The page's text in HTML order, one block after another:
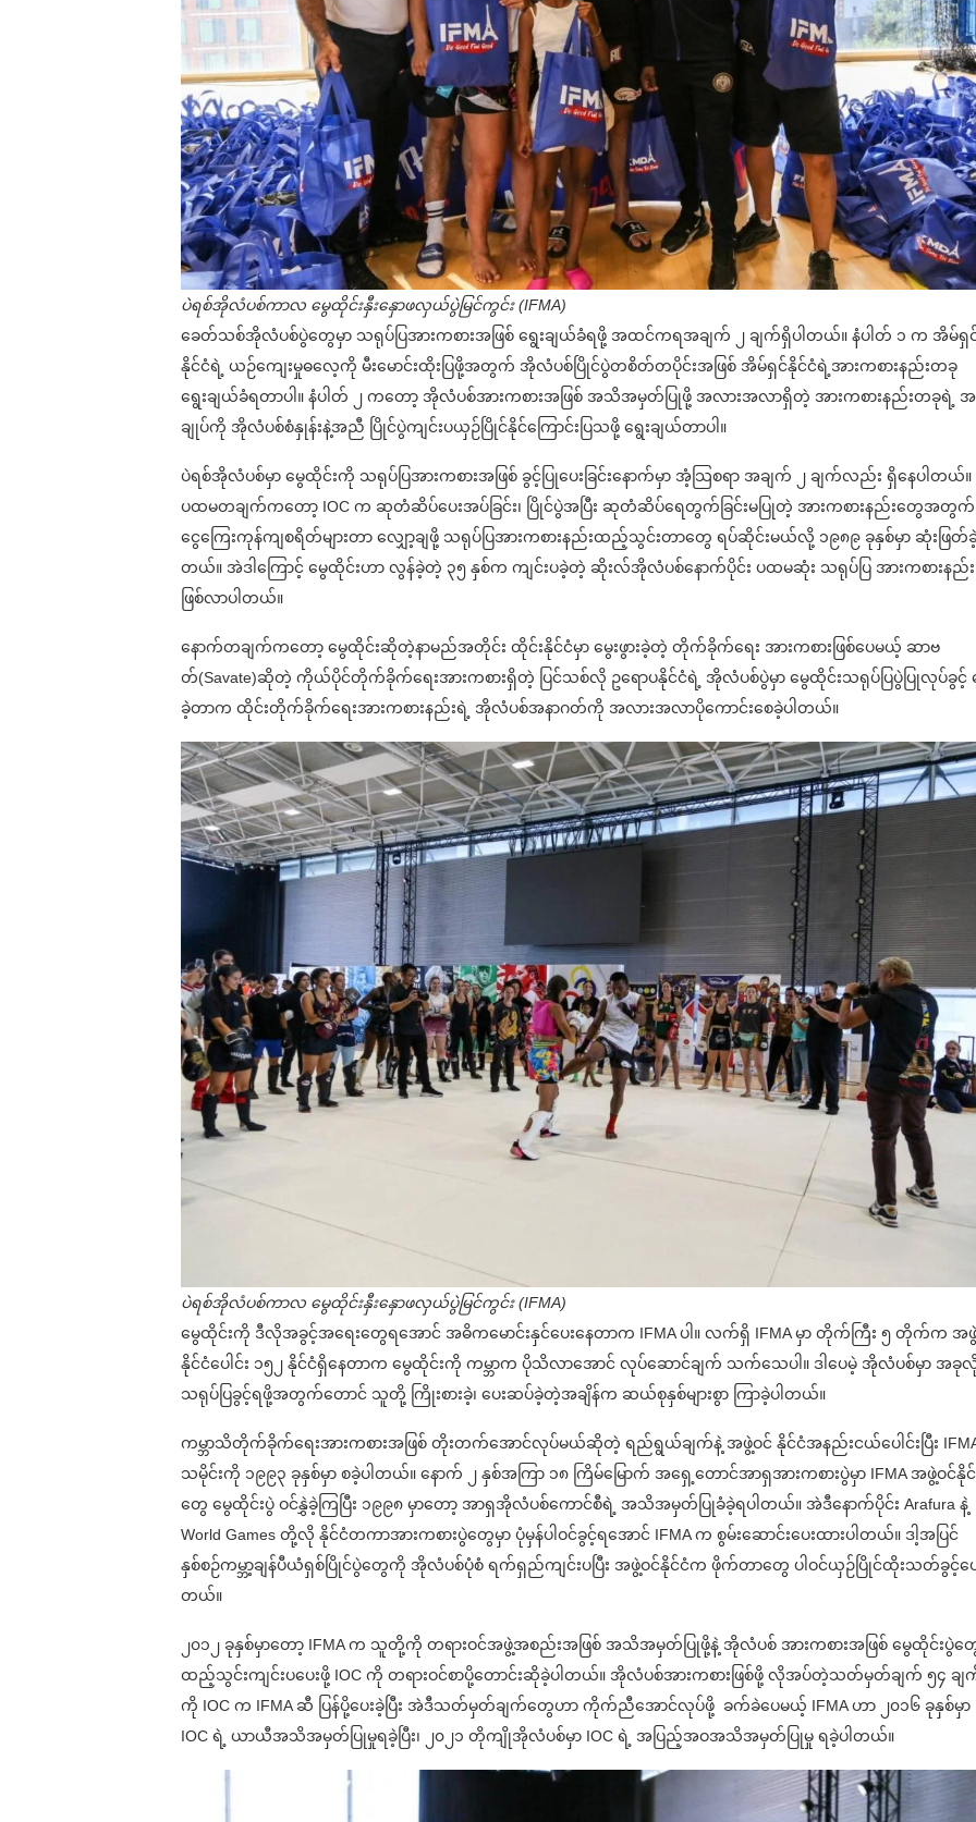
ပဲရစ်အိုလံပစ်ကာလ မွေထိုင်းနှီးနှောဖလှယ်ပွဲမြင်ကွင်း (IFMA)
ခေတ်သစ်အိုလံပစ်ပွဲတွေမှာ သရုပ်ပြအားကစားအဖြစ် ရွေးချယ်ခံရဖို့ အထင်ကရအချက် ၂ ချက်ရှိပါတယ်။ နံပါတ် ၁ က အိမ်ရှ
နိုင်ငံရဲ့ ယဉ်ကျေးမှုဓလေ့ကို မီးမောင်းထိုးပြဖို့အတွက် အိုလံပစ်ပြိုင်ပွဲတစိတ်တပိုင်းအဖြစ် အိမ်ရှင်နိုင်ငံရဲ့အားကစားနည်းတခု
ရွေးချယ်ခံရတာပါ။ နံပါတ် ၂ ကတော့ အိုလံပစ်အားကစားအဖြစ် အသိအမှတ်ပြုဖို့ အလားအလာရှိတဲ့ အားကစားနည်းတခုရဲ့
ချုပ်ကို အိုလံပစ်စံနှုန်းနဲ့အညီ ပြိုင်ပွဲကျင်းပယှဉ်ပြိုင်နိုင်ကြောင်းပြသဖို့ ရွေးချယ်တာပါ။
ပဲရစ်အိုလံပစ်မှာ မွေထိုင်းကို သရုပ်ပြအားကစားအဖြစ် ခွင့်ပြုပေးခြင်းနောက်မှာ အံ့သြစရာ အချက် ၂ ချက်လည်း ရှိနေပါတယ်။
ပထမတချက်ကတော့ IOC က ဆုတံဆိပ်ပေးအပ်ခြင်း၊ ပြိုင်ပွဲအပြီး ဆုတံဆိပ်ရေတွက်ခြင်းမပြုတဲ့ အားကစားနည်းတွေအတွက်
ငွေကြေးကုန်ကျစရိတ်များတာ လျှော့ချဖို့ သရုပ်ပြအားကစားနည်းထည့်သွင်းတာတွေ ရပ်ဆိုင်းမယ်လို့ ၁၉၈၉ ခုနှစ်မှာ ဆုံးဖြတ်ခဲ့
တယ်။ အဲဒါကြောင့် မွေထိုင်းဟာ လွန်ခဲ့တဲ့ ၃၅ နှစ်က ကျင်းပခဲ့တဲ့ ဆိုးလ်အိုလံပစ်နောက်ပိုင်း ပထမဆုံး သရုပ်ပြ အားကစားနည်း
ဖြစ်လာပါတယ်။
နောက်တချက်ကတော့ မွေထိုင်းဆိုတဲ့နာမည်အတိုင်း ထိုင်းနိုင်ငံမှာ မွေးဖွားခဲ့တဲ့ တိုက်ခိုက်ရေး အားကစားဖြစ်ပေမယ့် ဆာဗ
တ်(Savate)ဆိုတဲ့ ကိုယ်ပိုင်တိုက်ခိုက်ရေးအားကစားရှိတဲ့ ပြင်သစ်လို ဥရောပနိုင်ငံရဲ့ အိုလံပစ်ပွဲမှာ မွေထိုင်းသရုပ်ပြပွဲပြုလုပ်ခွင့်
ခဲ့တာက ထိုင်းတိုက်ခိုက်ရေးအားကစားနည်းရဲ့ အိုလံပစ်အနာဂတ်ကို အလားအလာပိုကောင်းစေခဲ့ပါတယ်။
ပဲရစ်အိုလံပစ်ကာလ မွေထိုင်းနှီးနှောဖလှယ်ပွဲမြင်ကွင်း (IFMA)
မွေထိုင်းကို ဒီလိုအခွင့်အရေးတွေရအောင် အဓိကမောင်းနှင်ပေးနေတာက IFMA ပါ။ လက်ရှိ IFMA မှာ တိုက်ကြီး ၅ တိုက်က အ
နိုင်ငံပေါင်း ၁၅၂ နိုင်ငံရှိနေတာက မွေထိုင်းကို ကမ္ဘာက ပိုသိလာအောင် လုပ်ဆောင်ချက် သက်သေပါ။ ဒါပေမဲ့ အိုလံပစ်မှာ အခု
သရုပ်ပြခွင့်ရဖို့အတွက်တောင် သူတို့ ကြိုးစားခဲ့၊ ပေးဆပ်ခဲ့တဲ့အချိန်က ဆယ်စုနှစ်များစွာ ကြာခဲ့ပါတယ်။
ကမ္ဘာသိတိုက်ခိုက်ရေးအားကစားအဖြစ် တိုးတက်အောင်လုပ်မယ်ဆိုတဲ့ ရည်ရွယ်ချက်နဲ့ အဖွဲ့ဝင် နိုင်ငံအနည်းငယ်ပေါင်းပြီး
သမိုင်းကို ၁၉၉၃ ခုနှစ်မှာ စခဲ့ပါတယ်။ နောက် ၂ နှစ်အကြာ ၁၈ ကြိမ်မြောက် အရှေ့တောင်အာရှအားကစားပွဲမှာ IFMA အဖွဲ့ဝင်နို
တွေ မွေထိုင်းပွဲ ဝင်နွှဲခဲ့ကြပြီး ၁၉၉၈ မှာတော့ အာရှအိုလံပစ်ကောင်စီရဲ့ အသိအမှတ်ပြုခံခဲ့ရပါတယ်။ အဲဒီနောက်ပိုင်း Arafura နဲ့
World Games တို့လို နိုင်ငံတကာအားကစားပွဲတွေမှာ ပုံမှန်ပါဝင်ခွင့်ရအောင် IFMA က စွမ်းဆောင်းပေးထားပါတယ်။ ဒါ့အပြင်
နှစ်စဉ်ကမ္ဘာ့ချန်ပီယံရှစ်ပြိုင်ပွဲတွေကို အိုလံပစ်ပုံစံ ရက်ရှည်ကျင်းပပြီး အဖွဲ့ဝင်နိုင်ငံက ဖိုက်တာတွေ ပါဝင်ယှဉ်ပြိုင်ထိုးသတ်ခွင့်ပေ
တယ်။
၂၀၁၂ ခုနှစ်မှာတော့ IFMA က သူတို့ကို တရားဝင်အဖွဲ့အစည်းအဖြစ် အသိအမှတ်ပြုဖို့နဲ့ အိုလံပစ် အားကစားအဖြစ် မွေထိုင်းပွဲတွ
ထည့်သွင်းကျင်းပပေးဖို့ IOC ကို တရားဝင်စာပို့တောင်းဆိုခဲ့ပါတယ်။ အိုလံပစ်အားကစားဖြစ်ဖို့ လိုအပ်တဲ့သတ်မှတ်ချက် ၅၄ ချ
ကို IOC က IFMA ဆီ ပြန်ပို့ပေးခဲ့ပြီး အဲဒီသတ်မှတ်ချက်တွေဟာ ကိုက်ညီအောင်လုပ်ဖို့ ခက်ခဲပေမယ့် IFMA ဟာ ၂၀၁၆ ခုနှစ်မှာ
IOC ရဲ့ ယာယီအသိအမှတ်ပြုမှုရခဲ့ပြီး၊ ၂၀၂၁ တိုကျိုအိုလံပစ်မှာ IOC ရဲ့ အပြည့်အဝအသိအမှတ်ပြုမှု ရခဲ့ပါတယ်။